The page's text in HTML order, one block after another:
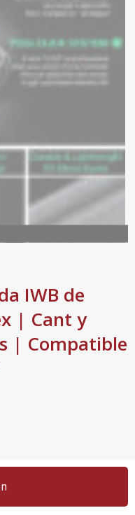
IWB de
| Cant y
| Compatible